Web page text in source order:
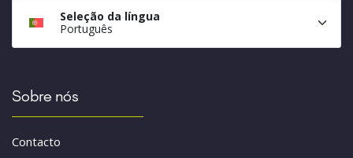
Seleção da língua
Português
Sobre nós
Contacto